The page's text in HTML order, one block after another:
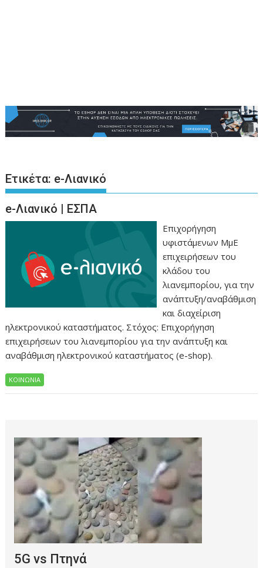
Ετικέτα: e-Λιανικό
e-Λιανικό | ΕΣΠΑ
Επιχορήγηση
υφιστάμενων ΜμΕ
επιχειρήσεων του
κλάδου του
λιανεμπορίου, για την
ανάπτυξη/αναβάθμιση
και διαχείριση
ηλεκτρονικού καταστήματος. Στόχος: Επιχορήγηση
επιχειρήσεων του λιανεμπορίου για την ανάπτυξη και
αναβάθμιση ηλεκτρονικού καταστήματος (e-shop).
ΚΟΙΝΩΝΙΑ
5G vs Πτηνά